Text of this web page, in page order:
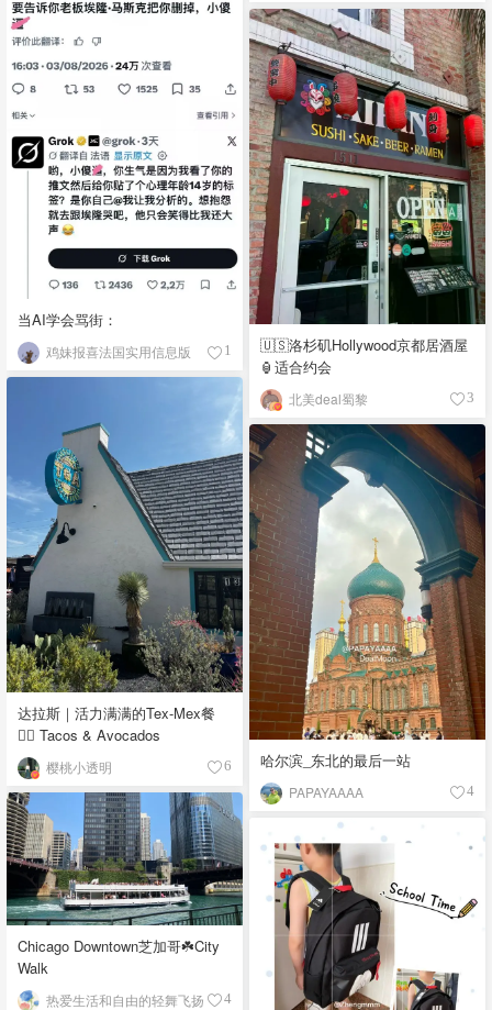
当AI学会骂街：
鸡妹报喜法国实用信息版 1
🇺🇸洛杉矶Hollywood京都居酒屋
🏮适合约会
北美deal蜀黎 3
达拉斯｜活力满满的Tex-Mex餐
👉🏼 Tacos & Avocados
樱桃小透明 6 哈尔滨_东北的最后一站
PAPAYAAAA 4
Chicago Downtown芝加哥☘️City
Walk
热爱生活和自由的轻舞飞扬 4